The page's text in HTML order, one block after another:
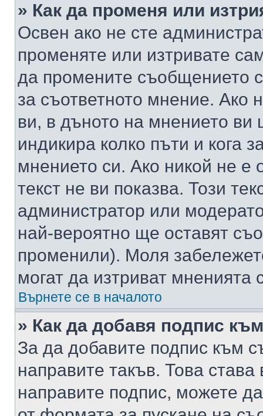
» Как да променя или
Освен ако не сте
променяте или изтривате
да промените съобщението
за съответното мнение. Ако
ви, в дъното на мнението ви
индикира колко пъти и кога
мнението си. Ако никой не е
текст не ви показва. Този
администратор или
най-вероятно ще оставят
променили). Моля
могат да изтриват мненията
Върнете се в началото
» Как да добавя подпис
За да добавите подпис към
направите такъв. Това
направите подпис, можете